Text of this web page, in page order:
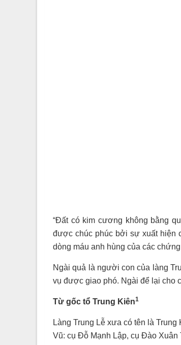
“Đất có kim cương không bằng
được chúc phúc bởi sự xuất hiện
dòng máu anh hùng của các
Ngài quả là người con của làng
vụ được giao phó. Ngài để lại cho
Từ gốc tổ Trung Kiên1
Làng Trung Lễ xưa có tên là
Vũ: cụ Đỗ Mạnh Lập, cụ Đào